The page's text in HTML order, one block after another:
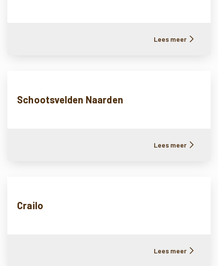
Lees meer
Schootsvelden Naarden
Lees meer
Crailo
Lees meer